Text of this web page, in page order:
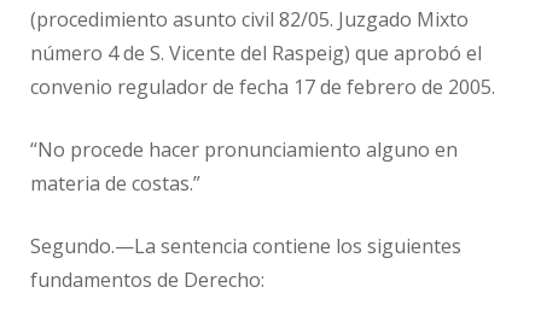
(procedimiento asunto civil 82/05. Juzgado Mixto
número 4 de S. Vicente del Raspeig) que aprobó el
convenio regulador de fecha 17 de febrero de 2005.
“No procede hacer pronunciamiento alguno en
materia de costas.”
Segundo.—La sentencia contiene los siguientes
fundamentos de Derecho: